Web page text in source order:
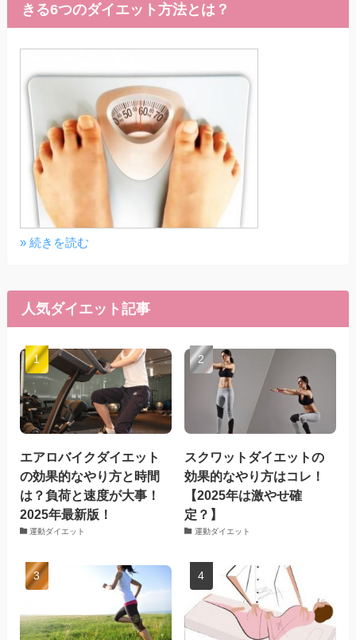
きる6つのダイエット方法とは？
» 続きを読む
人気ダイエット記事
エアロバイクダイエット
の効果的なやり方と時間
は？負荷と速度が大事！
2025年最新版！
運動ダイエット
スクワットダイエットの
効果的なやり方はコレ！
【2025年は激やせ確
定？】
運動ダイエット